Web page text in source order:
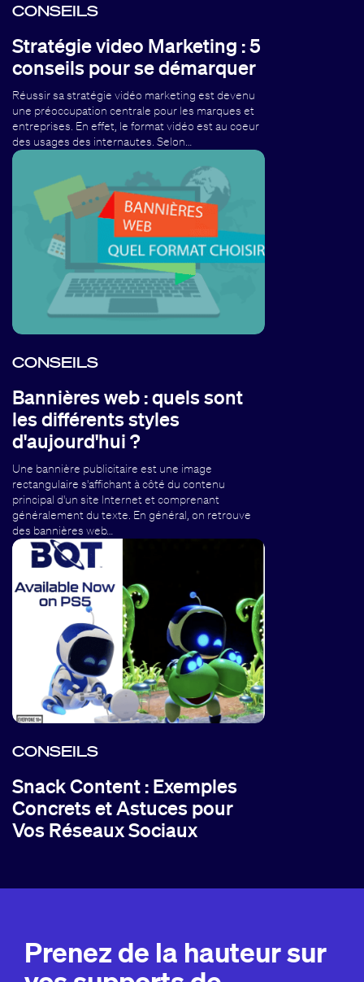
CONSEILS
Stratégie video Marketing : 5
conseils pour se démarquer
Réussir sa stratégie vidéo marketing est devenu
une préoccupation centrale pour les marques et
entreprises. En effet, le format vidéo est au coeur
des usages des internautes. Selon…
CONSEILS
Bannières web : quels sont
les différents styles
d'aujourd'hui ?
Une bannière publicitaire est une image
rectangulaire s'affichant à côté du contenu
principal d'un site Internet et comprenant
généralement du texte. En général, on retrouve
des bannières web…
CONSEILS
Snack Content : Exemples
Concrets et Astuces pour
Vos Réseaux Sociaux
Prenez de la hauteur sur